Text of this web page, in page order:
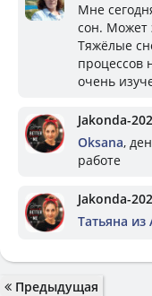
Мне
сон. Может
Тяжёлые
процессов
очень
Jakonda-
Oksana,
работе
Jakonda-
Татьяна
Предыдущая